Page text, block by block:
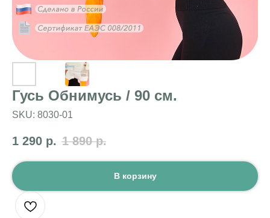
Гусь Обнимусь / 90 см.
SKU: 8030-01
1 290 р. 1 890 р.
В корзину